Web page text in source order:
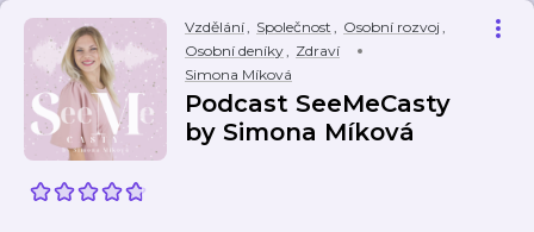
Vzdělání, Společnost , Osobní rozvoj ,
Osobní deníky, Zdraví
Simona Míková
Podcast SeeMeCasty
by Simona Míková